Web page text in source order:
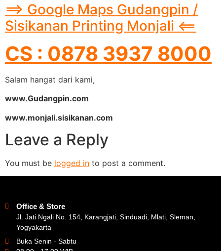
==> Google Maps Gudangpin /
Sisikanan Printing Monjali <==
CS : 0878 3937 8000
Salam hangat dari kami,
www.Gudangpin.com
www.monjali.sisikanan.com
Leave a Reply
You must be logged in to post a comment.
Office & Store
Jl. Jati Ngali No. 154, Karangjati, Sinduadi, Mlati, Sleman,
Yogyakarta
Buka Senin - Sabtu